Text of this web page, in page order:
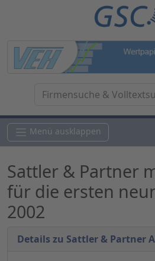
Menü ausklappen
Sattler & Partner
für die ersten
2002
Details zu Sattler & Partner